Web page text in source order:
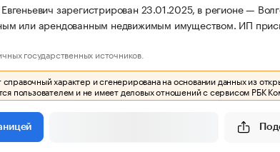
зарегистрирован 23.01.2025, в регионе —
или арендованным недвижимым имуществом. ИП
государственных источников.
характер и сгенерирована на основании данных из
пользователем и не имеет деловых отношений с сервисом РБК